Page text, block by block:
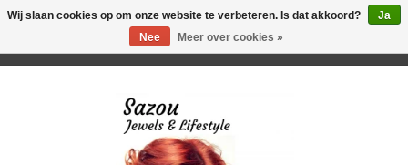
Wij slaan cookies op om onze website te verbeteren. Is dat akkoord?
Ja
Nee
Meer over cookies »